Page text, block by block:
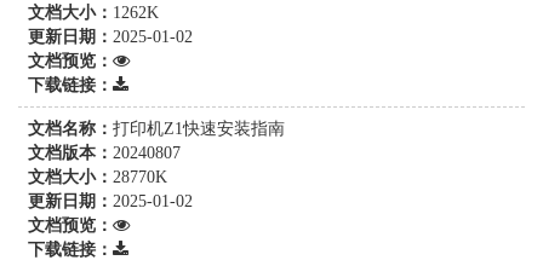
文档大小： 1262K
更新日期： 2025-01-02
文档预览：
下载链接：
文档名称： 打印机Z1快速安装指南
文档版本： 20240807
文档大小： 28770K
更新日期： 2025-01-02
文档预览：
下载链接：